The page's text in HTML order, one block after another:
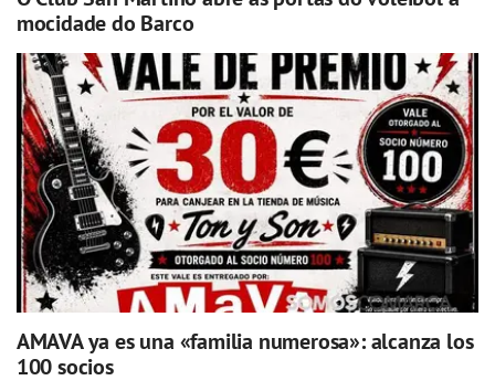
mocidade do Barco
AMAVA ya es una «familia numerosa»: alcanza los
100 socios